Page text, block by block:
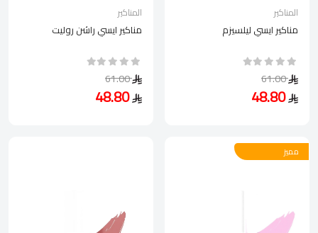
المناكير
مناكير ايسي ليلسيزم
61.00
48.80
المناكير
مناكير ايسي راشن روليت
61.00
48.80
مميز